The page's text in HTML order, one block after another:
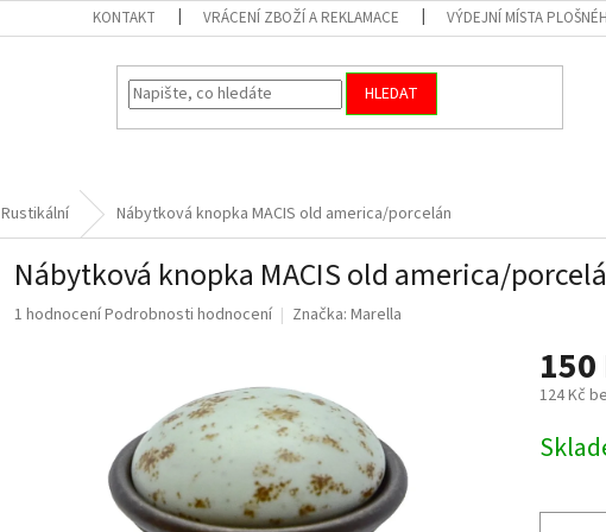
KONTAKT VRÁCENÍ ZBOŽÍ A REKLAMACE VÝDEJNÍ MÍSTA
HLEDAT
Rustikální Nábytková knopka MACIS old america/porcelán
Nábytková knopka MACIS old america/
Průměrné
1 hodnoceníPodrobnosti hodnocení Značka: Marella
150
124 Kč
cena: